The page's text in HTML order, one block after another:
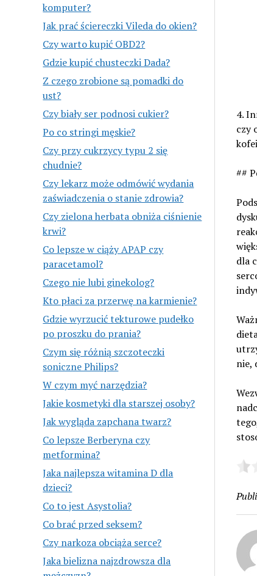
komputer?
Jak prać ściereczki Vileda do okien?
Czy warto kupić OBD2?
Gdzie kupić chusteczki Dada?
Z czego zrobione są pomadki do
ust?
Czy biały ser podnosi cukier?
Po co stringi męskie?
Czy przy cukrzycy typu 2 się
chudnie?
Czy lekarz może odmówić wydania
zaświadczenia o stanie zdrowia?
Czy zielona herbata obniża ciśnienie
krwi?
Co lepsze w ciąży APAP czy
paracetamol?
Czego nie lubi ginekolog?
Kto płaci za przerwę na karmienie?
Gdzie wyrzucić tekturowe pudełko
po proszku do prania?
Czym się różnią szczoteczki
soniczne Philips?
W czym myć narzędzia?
Jakie kosmetyki dla starszej osoby?
Jak wygląda zapchana twarz?
Co lepsze Berberyna czy
metformina?
Jaka najlepsza witamina D dla
dzieci?
Co to jest Asystolia?
Co brać przed seksem?
Czy narkoza obciąża serce?
Jaka bielizna najzdrowsza dla
4.
czy
##
dla
nie,